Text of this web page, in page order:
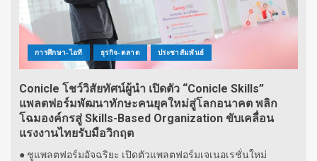
การศึกษา-ไอที ธุรกิจ-ตลาด ประชาสัมพันธ์
Conicle โชว์วิสัยทัศน์ผู้นำ เปิดตัว “Conicle Skills”
แพลตฟอร์มพัฒนาทักษะคนยุคใหม่สู่โลกอนาคต พลิก
โฉมองค์กรสู่ Skills-Based Organization ขับเคลื่อน
แรงงานไทยรับมือวิกฤต
● ชูแพลตฟอร์มอัจฉริยะ เปิดตัวแพลตฟอร์มเจเนอเรชั่นใหม่